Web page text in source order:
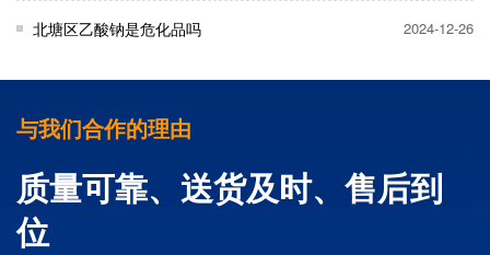
北塘区乙酸钠是危化品吗 2024-12-26
与我们合作的理由
质量可靠、送货及时、售后到
位